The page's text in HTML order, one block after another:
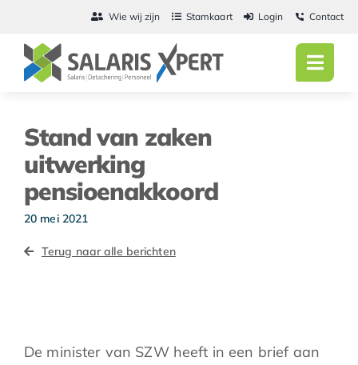
inhoud
Wie wij zijn Stamkaart Login Contact
Stand van zaken
uitwerking
pensioenakkoord
20 mei 2021
Terug naar alle berichten
De minister van SZW heeft in een brief aan